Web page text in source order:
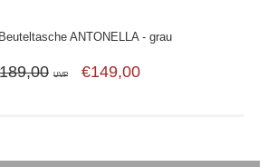
ANTONELLA - grau
UVP €149,00